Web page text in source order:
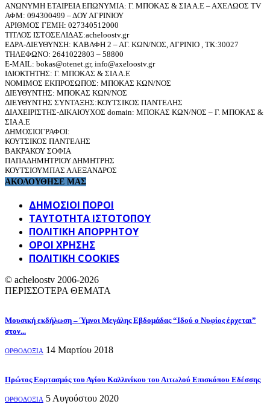
ΑΝΩΝΥΜΗ ΕΤΑΙΡΕΙΑ ΕΠΩΝΥΜΙΑ: Γ. ΜΠΟΚΑΣ & ΣΙΑ Α.Ε – ΑΧΕΛΩΟΣ TV
ΑΦΜ: 094300499 – ΔΟΥ ΑΓΡΙΝΙΟΥ
ΑΡΙΘΜΟΣ ΓΕΜΗ: 027340512000
ΤΙΤΛΟΣ ΙΣΤΟΣΕΛΙΔΑΣ:acheloostv.gr
ΕΔΡΑ-ΔΙΕΥΘΥΝΣΗ: ΚΑΒΑΦΗ 2 – ΑΓ. ΚΩΝ/ΝΟΣ, ΑΓΡΙΝΙΟ , ΤΚ:30027
ΤΗΛΕΦΩΝΟ: 2641022803 – 58800
E-MAIL: bokas@otenet.gr, info@axeloostv.gr
ΙΔΙΟΚΤΗΤΗΣ: Γ. ΜΠΟΚΑΣ & ΣΙΑ Α.Ε
ΝΟΜΙΜΟΣ ΕΚΠΡΟΣΩΠΟΣ: ΜΠΟΚΑΣ ΚΩΝ/ΝΟΣ
ΔΙΕΥΘΥΝΤΗΣ: ΜΠΟΚΑΣ ΚΩΝ/ΝΟΣ
ΔΙΕΥΘΥΝΤΗΣ ΣΥΝΤΑΞΗΣ:ΚΟΥΤΣΙΚΟΣ ΠΑΝΤΕΛΗΣ
ΔΙΑΧΕΙΡΙΣΤΗΣ-ΔΙΚΑΙΟΥΧΟΣ domain: ΜΠΟΚΑΣ ΚΩΝ/ΝΟΣ – Γ. ΜΠΟΚΑΣ &
ΣΙΑ Α.Ε
ΔΗΜΟΣΙΟΓΡΑΦΟΙ:
ΚΟΥΤΣΙΚΟΣ ΠΑΝΤΕΛΗΣ
ΒΑΚΡΑΚΟΥ ΣΟΦΙΑ
ΠΑΠΑΔΗΜΗΤΡΙΟΥ ΔΗΜΗΤΡΗΣ
ΚΟΥΤΣΙΟΥΜΠΑΣ ΑΛΕΞΑΝΔΡΟΣ
ΑΚΟΛΟΥΘΗΣΕ ΜΑΣ
ΔΗΜΟΣΙΟΙ ΠΟΡΟΙ
ΤΑΥΤΌΤΗΤΑ ΙΣΤΌΤΟΠΟΥ
ΠΟΛΙΤΙΚΉ ΑΠΟΡΡΉΤΟΥ
ΌΡΟΙ ΧΡΉΣΗΣ
ΠΟΛΙΤΙΚΗ COOKIES
© acheloostv 2006-2026
ΠΕΡΙΣΣΟΤΕΡΑ ΘΕΜΑΤΑ
Μουσική εκδήλωση – Ύμνοι Μεγάλης Εβδομάδας “Ιδού ο Νυφίος έρχεται”
στον...
ΟΡΘΟΔΟΞΙΑ 14 Μαρτίου 2018
Πρώτος Εορτασμός του Αγίου Καλλινίκου του Αιτωλού Επισκόπου Εδέσσης
ΟΡΘΟΔΟΞΙΑ 5 Αυγούστου 2020